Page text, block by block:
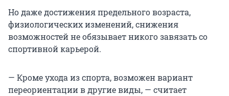
Но даже достижения предельного возраста,
физиологических изменений, снижения
возможностей не обязывает никого завязать со
спортивной карьерой.
— Кроме ухода из спорта, возможен вариант
переориентации в другие виды, — считает